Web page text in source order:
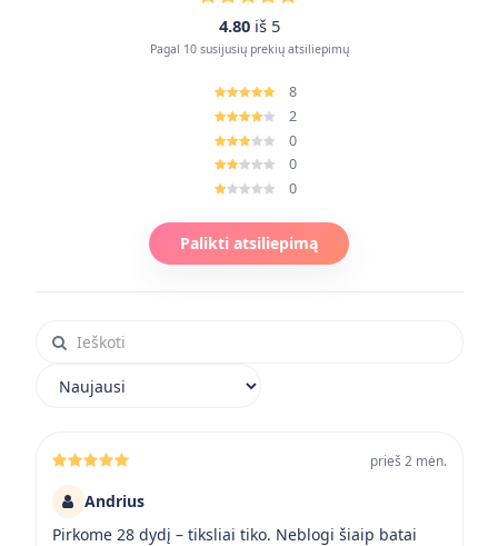
4.80 iš 5
Pagal 10 susijusių prekių atsiliepimų
8
2
0
0
0
Palikti atsiliepimą
Ieškoti atsiliepimuose
prieš 2 mėn.
Andrius
Pirkome 28 dydį – tiksliai tiko. Neblogi šiaip batai